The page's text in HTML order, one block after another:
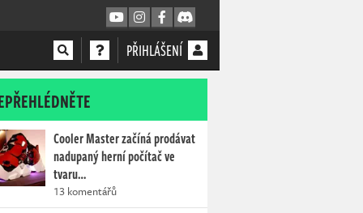
PŘIHLÁŠENÍ
Cooler Master začíná prodávat
nadupaný herní počítač ve
tvaru…
13 komentářů